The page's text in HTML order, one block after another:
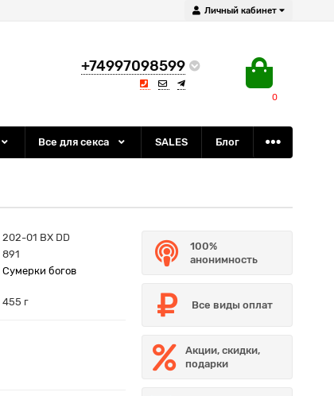
Личный кабинет
+74997098599
0
Все для секса SALES Блог
202-01 BX DD
891
Сумерки богов
455 г
100%
анонимность
Все виды оплат
Акции, скидки,
подарки